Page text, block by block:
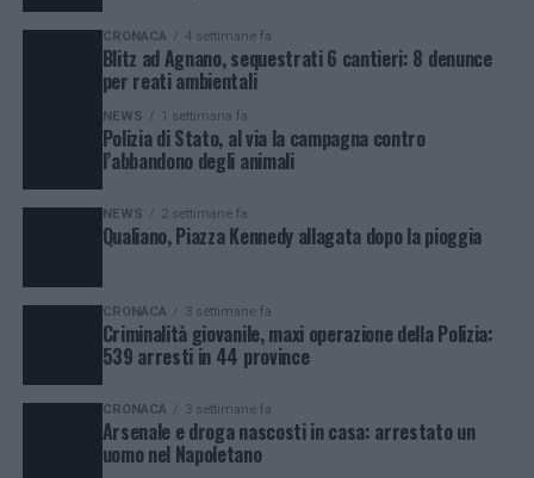
CRONACA 4 settimane fa
Blitz ad Agnano, sequestrati 6 cantieri: 8 denunce
per reati ambientali
NEWS 1 settimana fa
Polizia di Stato, al via la campagna contro
l’abbandono degli animali
NEWS 2 settimane fa
Qualiano, Piazza Kennedy allagata dopo la pioggia
CRONACA 3 settimane fa
Criminalità giovanile, maxi operazione della Polizia:
539 arresti in 44 province
CRONACA 3 settimane fa
Arsenale e droga nascosti in casa: arrestato un
uomo nel Napoletano